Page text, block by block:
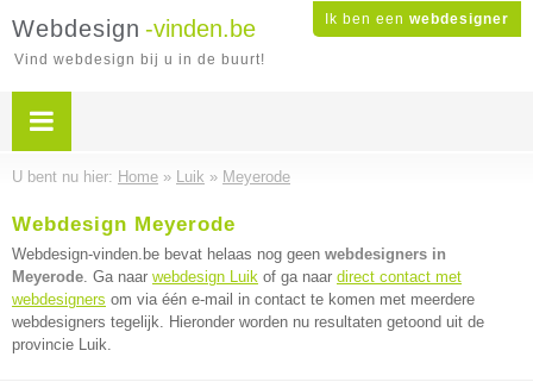
Ik ben een webdesigner
Webdesign -vinden.be
Vind webdesign bij u in de buurt!
U bent nu hier: Home » Luik » Meyerode
Webdesign Meyerode
Webdesign-vinden.be bevat helaas nog geen webdesigners in
Meyerode. Ga naar webdesign Luik of ga naar direct contact met
webdesigners om via één e-mail in contact te komen met meerdere
webdesigners tegelijk. Hieronder worden nu resultaten getoond uit de
provincie Luik.